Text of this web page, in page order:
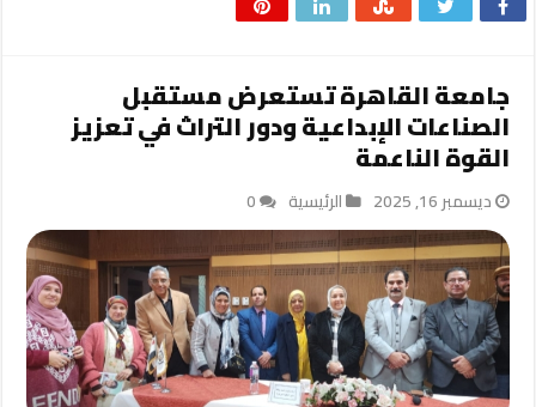
جامعة القاهرة تستعرض مستقبل
الصناعات الإبداعية ودور التراث في تعزيز
القوة الناعمة
ديسمبر 16, 2025 الرئيسية 0